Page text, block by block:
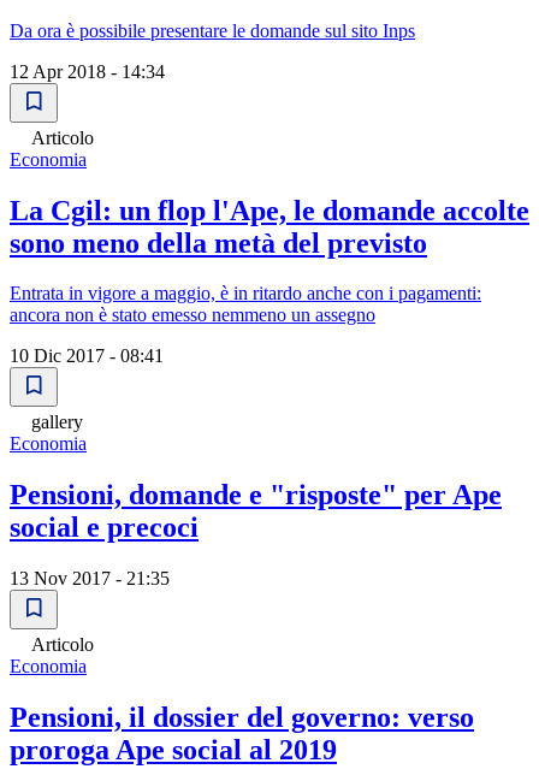
Da ora è possibile presentare le domande sul sito Inps
12 Apr 2018 - 14:34
Articolo
Economia
La Cgil: un flop l'Ape, le domande accolte
sono meno della metà del previsto
Entrata in vigore a maggio, è in ritardo anche con i pagamenti:
ancora non è stato emesso nemmeno un assegno
10 Dic 2017 - 08:41
gallery
Economia
Pensioni, domande e "risposte" per Ape
social e precoci
13 Nov 2017 - 21:35
Articolo
Economia
Pensioni, il dossier del governo: verso
proroga Ape social al 2019